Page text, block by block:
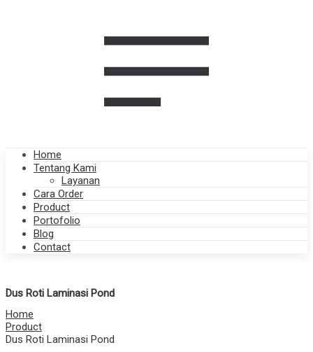
Home
Tentang Kami
Layanan
Cara Order
Product
Portofolio
Blog
Contact
Dus Roti Laminasi Pond
Home
Product
Dus Roti Laminasi Pond